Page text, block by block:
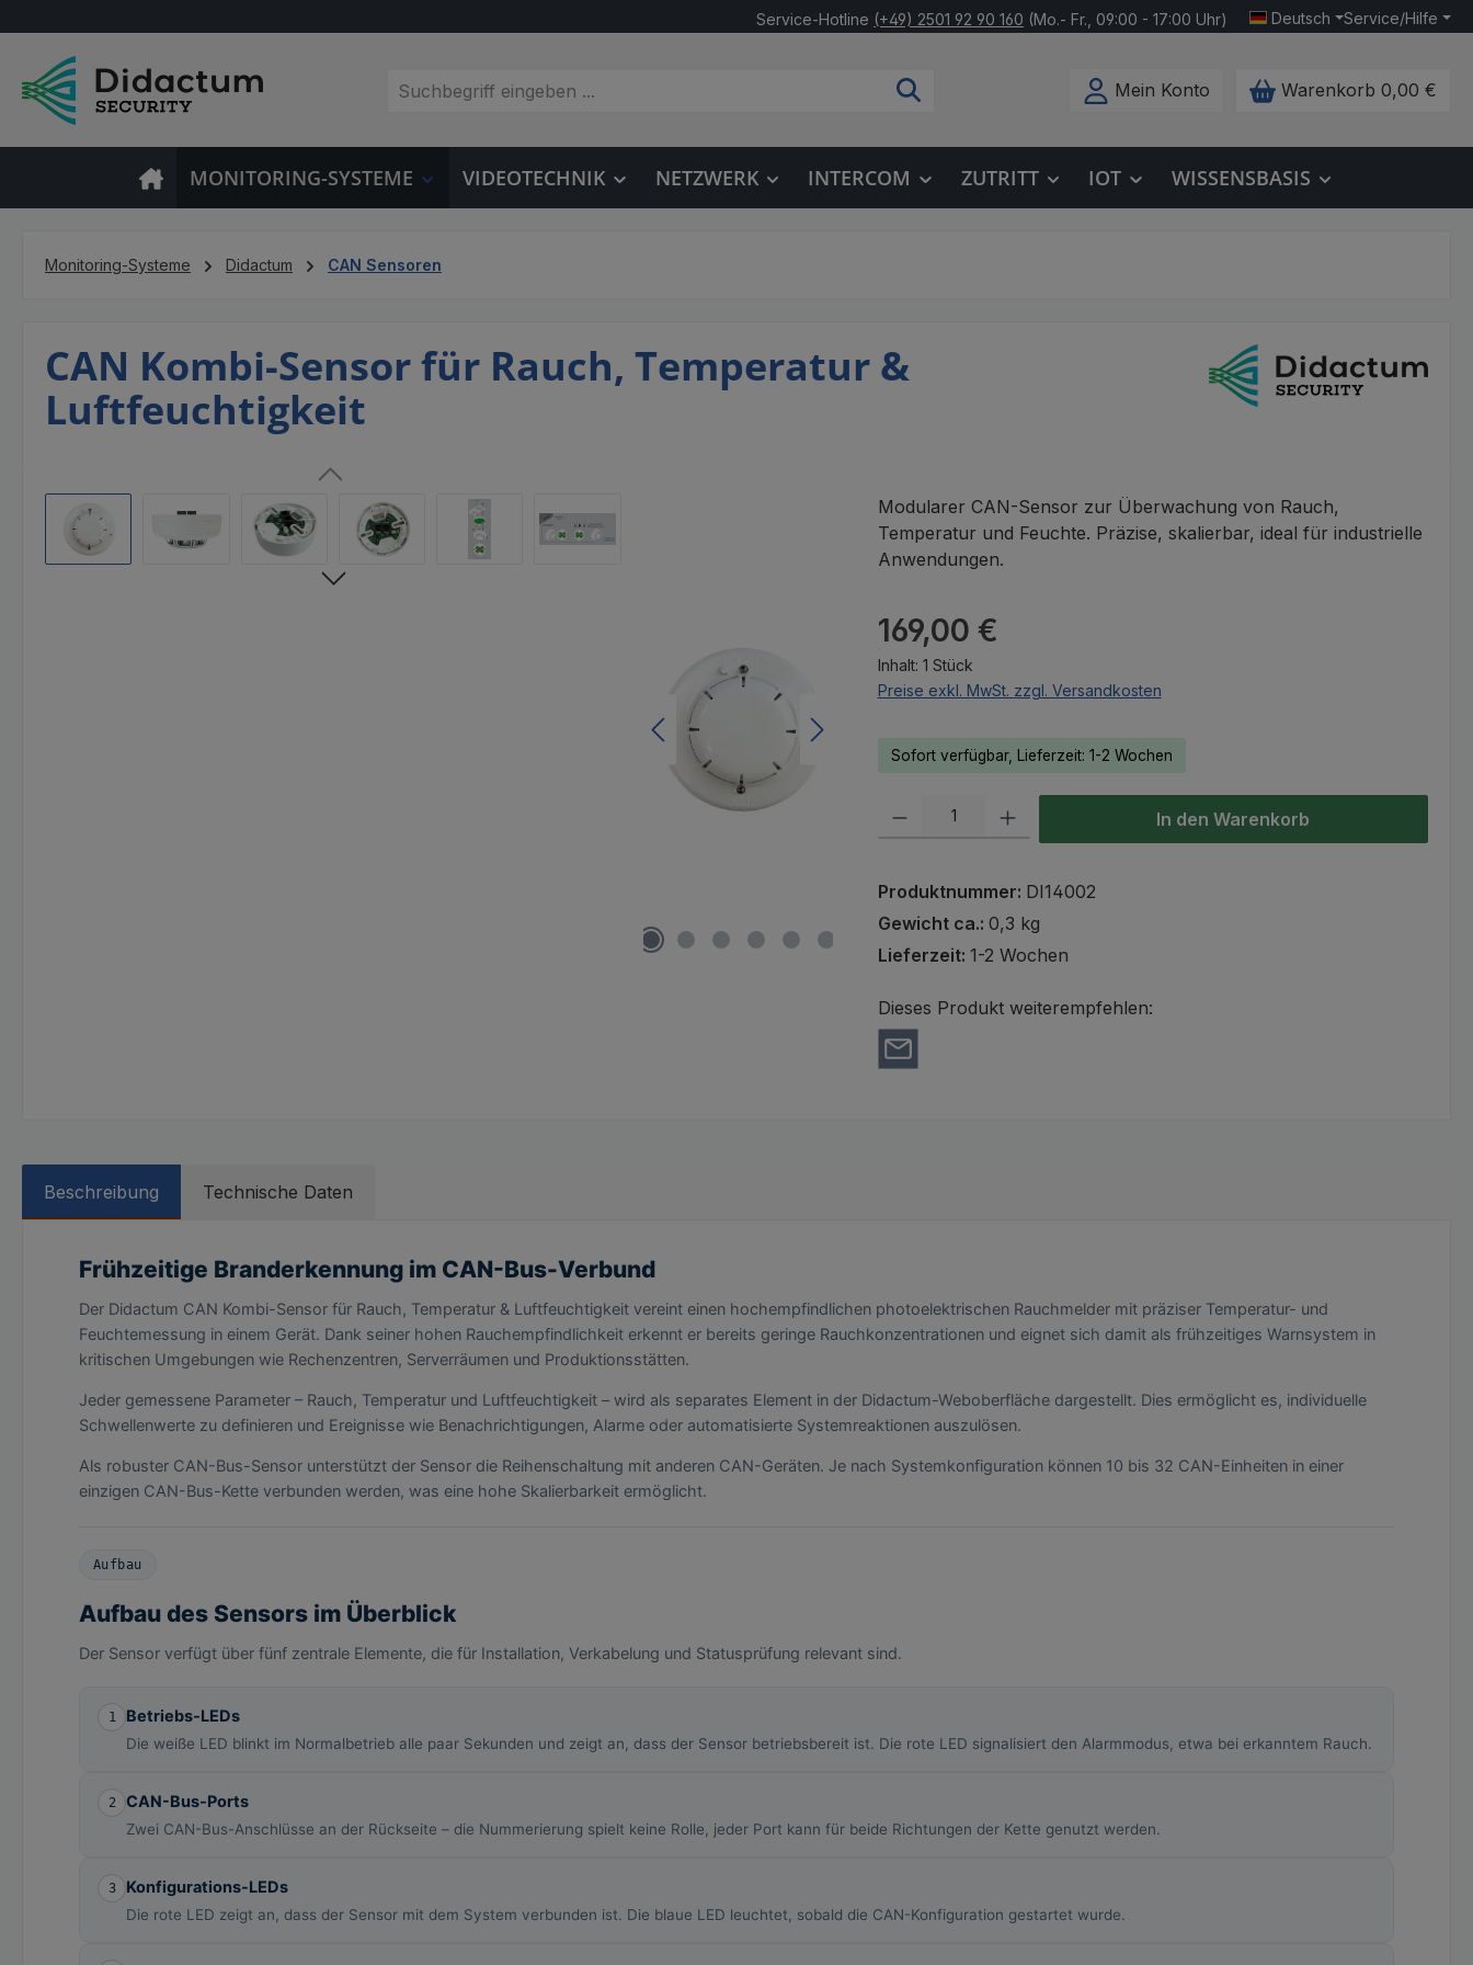
Service-Hotline (+49) 2501 92 90 160 (Mo.- Fr., 09:00 - 17:00 Uhr) Deutsch Service/Hilfe
Mein Konto Warenkorb 0,00 €
MONITORING-SYSTEME VIDEOTECHNIK NETZWERK INTERCOM ZUTRITT IOT WISSENSBASIS
Monitoring-Systeme Didactum CAN Sensoren
CAN Kombi-Sensor für Rauch, Temperatur &
Luftfeuchtigkeit
Bildergalerie überspringen
Modularer CAN-Sensor zur Überwachung von Rauch,
Temperatur und Feuchte. Präzise, skalierbar, ideal für industrielle
Anwendungen.
Regulärer Preis:
169,00 €
Inhalt: 1 Stück
Preise exkl. MwSt. zzgl. Versandkosten
Sofort verfügbar, Lieferzeit: 1-2 Wochen
Produkt Anzahl: Gib den gewünschten Wert ein oder benutze die Schaltflächen
In den Warenkorb
Produktnummer: DI14002
Gewicht ca.: 0,3 kg
Lieferzeit: 1-2 Wochen
Dieses Produkt weiterempfehlen:
Beschreibung Technische Daten
Frühzeitige Branderkennung im CAN-Bus-Verbund
Der Didactum CAN Kombi-Sensor für Rauch, Temperatur & Luftfeuchtigkeit vereint einen hochempfindlichen photoelektrischen Rauchmelder mit präziser Temperatur- und
Feuchtemessung in einem Gerät. Dank seiner hohen Rauchempfindlichkeit erkennt er bereits geringe Rauchkonzentrationen und eignet sich damit als frühzeitiges Warnsystem in
kritischen Umgebungen wie Rechenzentren, Serverräumen und Produktionsstätten.
Jeder gemessene Parameter – Rauch, Temperatur und Luftfeuchtigkeit – wird als separates Element in der Didactum-Weboberfläche dargestellt. Dies ermöglicht es, individuelle
Schwellenwerte zu definieren und Ereignisse wie Benachrichtigungen, Alarme oder automatisierte Systemreaktionen auszulösen.
Als robuster CAN-Bus-Sensor unterstützt der Sensor die Reihenschaltung mit anderen CAN-Geräten. Je nach Systemkonfiguration können 10 bis 32 CAN-Einheiten in einer
einzigen CAN-Bus-Kette verbunden werden, was eine hohe Skalierbarkeit ermöglicht.
Aufbau
Aufbau des Sensors im Überblick
Der Sensor verfügt über fünf zentrale Elemente, die für Installation, Verkabelung und Statusprüfung relevant sind.
1 Betriebs-LEDs
Die weiße LED blinkt im Normalbetrieb alle paar Sekunden und zeigt an, dass der Sensor betriebsbereit ist. Die rote LED signalisiert den Alarmmodus, etwa bei erkanntem Rauch.
2 CAN-Bus-Ports
Zwei CAN-Bus-Anschlüsse an der Rückseite – die Nummerierung spielt keine Rolle, jeder Port kann für beide Richtungen der Kette genutzt werden.
3 Konfigurations-LEDs
Die rote LED zeigt an, dass der Sensor mit dem System verbunden ist. Die blaue LED leuchtet, sobald die CAN-Konfiguration gestartet wurde.